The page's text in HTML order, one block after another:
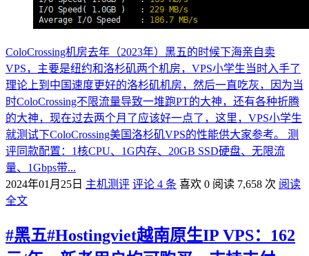
ColoCrossing机房去年（2023年）黑五的时候下海亲自卖
VPS，主要是纽约和洛杉矶两个机房，VPS小学生当时入手了
理论上到中国速度更好的洛杉矶机房，然后一直吃灰，因为当
时ColoCrossing不限流量导致一堆跑PT的大神，还有各种折腾
的大神，现在过去两个月了应该好一点了，这里，VPS小学生
就测试下ColoCrossing美国洛杉矶VPS的性能供大家参考。 测
评同款配置：1核CPU、1G内存、20GB SSD硬盘、无限流
量、1Gbps带...
2024年01月25日 主机测评 评论 4 条 喜欢 0 阅读 7,658 次 阅读
全文
#黑五#Hostingviet越南原生IP VPS：162